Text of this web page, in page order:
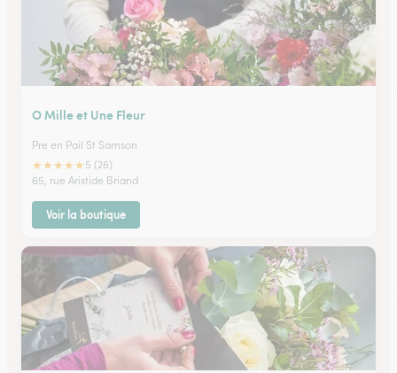
O Mille et Une Fleur
Pre en Pail St Samson
★★★★★ 5 (26)
65, rue Aristide Briand
Voir la boutique